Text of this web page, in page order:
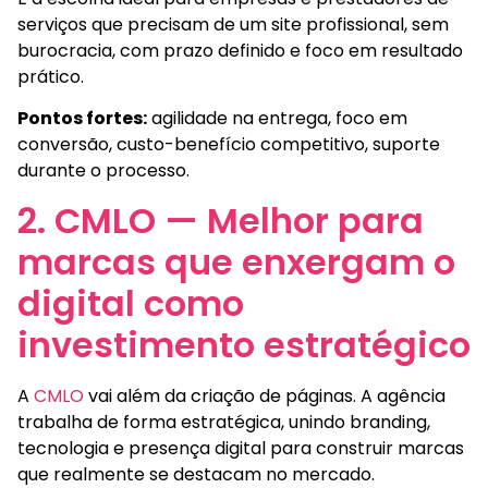
serviços que precisam de um site profissional, sem
burocracia, com prazo definido e foco em resultado
prático.
Pontos fortes:agilidade na entrega, foco em
conversão, custo-benefício competitivo, suporte
durante o processo.
2. CMLO — Melhor para
marcas que enxergam o
digital como
investimento estratégico
A CMLO vai além da criação de páginas. A agência
trabalha de forma estratégica, unindo branding,
tecnologia e presença digital para construir marcas
que realmente se destacam no mercado.